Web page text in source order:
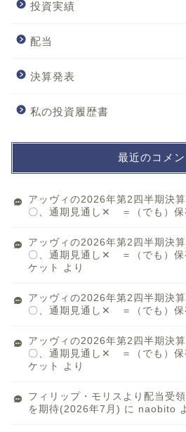
投資実績
配当
決算発表
私の投資履歴書
最近のコメン
アッヴィの2026年第2四半期決
〇、通期見通し✕ ＝（でも）保
アッヴィの2026年第2四半期決
〇、通期見通し✕ ＝（でも）保
ケット
より
アッヴィの2026年第2四半期決
〇、通期見通し✕ ＝（でも）保
アッヴィの2026年第2四半期決
〇、通期見通し✕ ＝（でも）保
ケット
より
フィリップ・モリスより配当受
を期待(2026年7月) に naobito